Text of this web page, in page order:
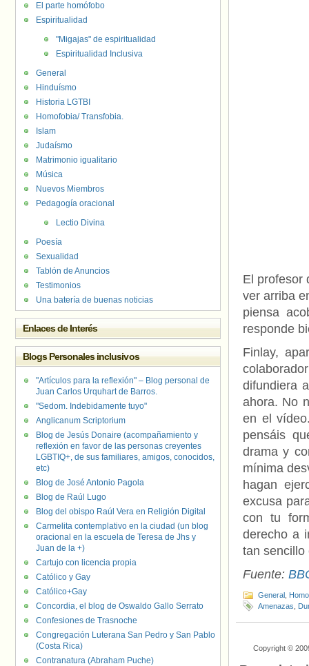
El profesor
ver arriba
piensa
responde
Finlay,
difundiera
ahora. No
en el
pensáis
drama y
mínima
hagan
excusa
con tu
derecho a
tan sencillo
Fuente:
General
Amenazas
Copyright ©
El parte homófobo
Espiritualidad
"Migajas" de espiritualidad
Espiritualidad Inclusiva
General
Hinduísmo
Historia LGTBI
Homofobia/ Transfobia.
Islam
Judaísmo
Matrimonio igualitario
Música
Nuevos Miembros
Pedagogía oracional
Lectio Divina
Poesía
Sexualidad
Tablón de Anuncios
Testimonios
Una batería de buenas noticias
Enlaces de Interés
Blogs Personales inclusivos
"Artículos para la reflexión" – Blog personal de
Juan Carlos Urquhart de Barros.
"Sedom. Indebidamente tuyo"
Anglicanum Scriptorium
Blog de Jesús Donaire (acompañamiento y
reflexión en favor de las personas creyentes
LGBTIQ+, de sus familiares, amigos, conocidos,
etc)
Blog de José Antonio Pagola
Blog de Raúl Lugo
Blog del obispo Raúl Vera en Religión Digital
Carmelita contemplativo en la ciudad (un blog
oracional en la escuela de Teresa de Jhs y
Juan de la +)
Cartujo con licencia propia
Católico y Gay
Católico+Gay
Concordia, el blog de Oswaldo Gallo Serrato
Confesiones de Trasnoche
Congregación Luterana San Pedro y San Pablo
(Costa Rica)
Contranatura (Abraham Puche)